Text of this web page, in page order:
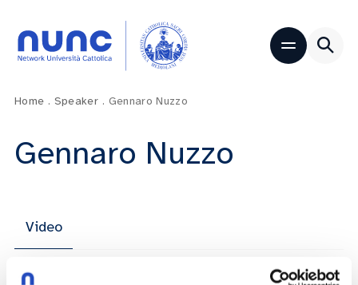
Home . Speaker . Gennaro Nuzzo
Gennaro Nuzzo
Video